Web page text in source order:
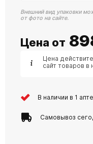
Внешний вид упаковки
от фото на сайте.
Цена от
Цена
сайт товаров в
В наличии в 1
Самовывоз